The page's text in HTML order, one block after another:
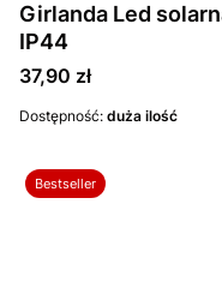
Girlanda Led
IP44
Cena
37,90 zł
Dostępność: duża ilość
Bestseller